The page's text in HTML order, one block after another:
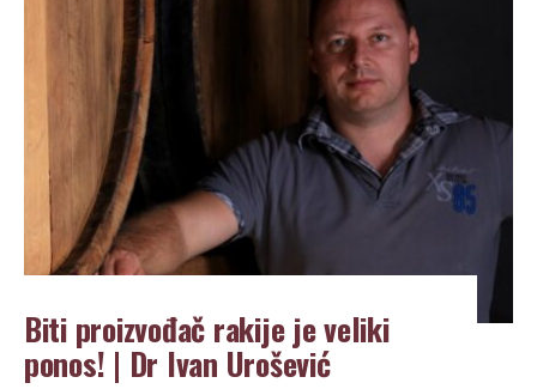
Biti proizvođač rakije je veliki
ponos! | Dr Ivan Urošević